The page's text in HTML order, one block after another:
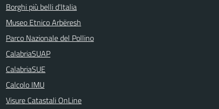
Borghi più belli d'Italia
Museo Etnico Arbëresh
Parco Nazionale del Pollino
CalabriaSUAP
CalabriaSUE
Calcolo IMU
Visure Catastali OnLine